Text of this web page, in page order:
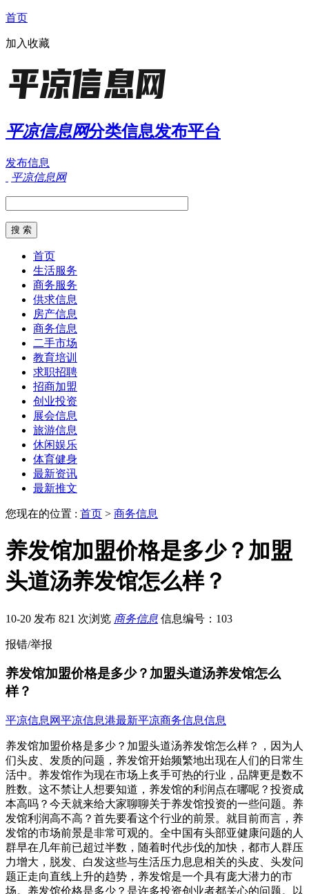
首页
加入收藏
平凉信息网分类信息发布平台
发布信息
平凉信息网
首页
生活服务
商务服务
供求信息
房产信息
商务信息
二手市场
教育培训
求职招聘
招商加盟
创业投资
展会信息
旅游信息
休闲娱乐
体育健身
最新资讯
最新推文
您现在的位置 : 首页 > 商务信息
养发馆加盟价格是多少？加盟
头道汤养发馆怎么样？
10-20 发布 821 次浏览 商务信息 信息编号：103
报错/举报
养发馆加盟价格是多少？加盟头道汤养发馆怎么
样？
平凉信息网平凉信息港最新平凉商务信息信息
养发馆加盟价格是多少？加盟头道汤养发馆怎么样？，因为人
们头皮、发质的问题，养发馆开始频繁地出现在人们的日常生
活中。养发馆作为现在市场上炙手可热的行业，品牌更是数不
胜数。这不禁让人想要知道，养发馆的利润点在哪呢？投资成
本高吗？今天就来给大家聊聊关于养发馆投资的一些问题。养
发馆利润高不高？首先要看这个行业的前景。就目前而言，养
发馆的市场前景是非常可观的。全中国有头部亚健康问题的人
群早在几年前已超过半数，随着时代步伐的加快，都市人群压
力增大，脱发、白发这些与生活压力息息相关的头皮、头发问
题正走向直线上升的趋势，养发馆是一个具有庞大潜力的市
场。养发馆价格是多少？是许多投资创业者都关心的问题。以